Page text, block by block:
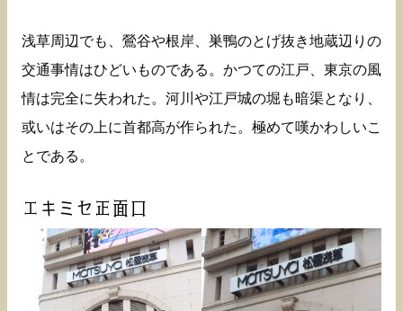
浅草周辺でも、鶯谷や根岸、巣鴨のとげ抜き地蔵辺りの
交通事情はひどいものである。かつての江戸、東京の風
情は完全に失われた。河川や江戸城の堀も暗渠となり、
或いはその上に首都高が作られた。極めて嘆かわしいこ
とである。
エキミセ正面口